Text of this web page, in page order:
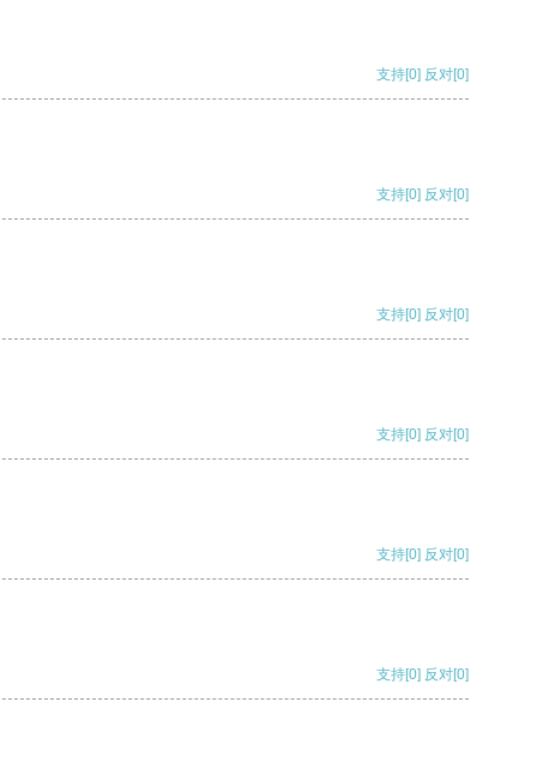
支持[0] 反对[0]
支持[0] 反对[0]
支持[0] 反对[0]
支持[0] 反对[0]
支持[0] 反对[0]
支持[0] 反对[0]